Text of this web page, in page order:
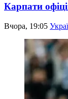
Карпати
Вчора, 19:05